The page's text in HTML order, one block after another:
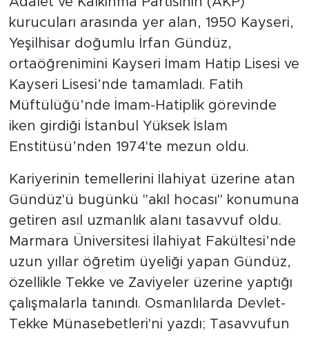
kurucuları arasında yer alan, 1950 Kayseri,
Yeşilhisar doğumlu İrfan Gündüz,
ortaöğrenimini Kayseri İmam Hatip Lisesi ve
Kayseri Lisesi’nde tamamladı. Fatih
Müftülüğü’nde İmam-Hatiplik görevinde
iken girdiği İstanbul Yüksek İslam
Enstitüsü’nden 1974'te mezun oldu.
Kariyerinin temellerini İlahiyat üzerine atan
Gündüz'ü bugünkü "akıl hocası" konumuna
getiren asıl uzmanlık alanı tasavvuf oldu.
Marmara Üniversitesi İlahiyat Fakültesi’nde
uzun yıllar öğretim üyeliği yapan Gündüz,
özellikle Tekke ve Zaviyeler üzerine yaptığı
çalışmalarla tanındı. Osmanlılarda Devlet-
Tekke Münasebetleri'ni yazdı; Tasavvufun